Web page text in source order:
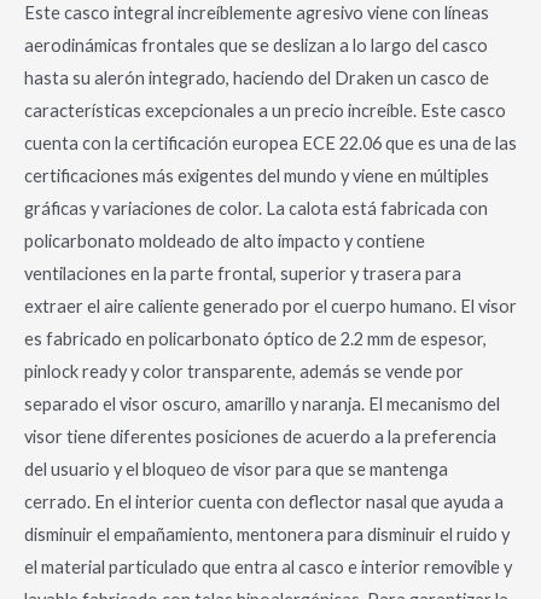
Este casco integral increíblemente agresivo viene con líneas
aerodinámicas frontales que se deslizan a lo largo del casco
hasta su alerón integrado, haciendo del Draken un casco de
características excepcionales a un precio increíble. Este casco
cuenta con la certificación europea ECE 22.06 que es una de las
certificaciones más exigentes del mundo y viene en múltiples
gráficas y variaciones de color. La calota está fabricada con
policarbonato moldeado de alto impacto y contiene
ventilaciones en la parte frontal, superior y trasera para
extraer el aire caliente generado por el cuerpo humano. El visor
es fabricado en policarbonato óptico de 2.2 mm de espesor,
pinlock ready y color transparente, además se vende por
separado el visor oscuro, amarillo y naranja. El mecanismo del
visor tiene diferentes posiciones de acuerdo a la preferencia
del usuario y el bloqueo de visor para que se mantenga
cerrado. En el interior cuenta con deflector nasal que ayuda a
disminuir el empañamiento, mentonera para disminuir el ruido y
el material particulado que entra al casco e interior removible y